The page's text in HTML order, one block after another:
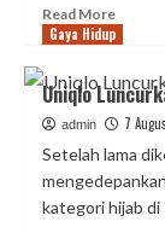
Read MoreRead
more
Uniqlo
Koleksi
Hijab
Modern
Gaya Hidup
Uniqlo
admin 7
Setelah lama
kategori hijab di